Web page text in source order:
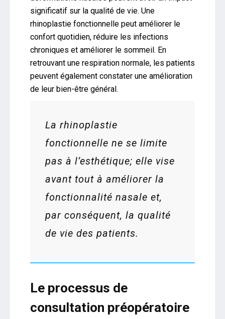
significatif sur la qualité de vie. Une
rhinoplastie fonctionnelle peut améliorer le
confort quotidien, réduire les infections
chroniques et améliorer le sommeil. En
retrouvant une respiration normale, les patients
peuvent également constater une amélioration
de leur bien-être général.
La rhinoplastie
fonctionnelle ne se limite
pas à l’esthétique; elle vise
avant tout à améliorer la
fonctionnalité nasale et,
par conséquent, la qualité
de vie des patients.
Le processus de
consultation préopératoire